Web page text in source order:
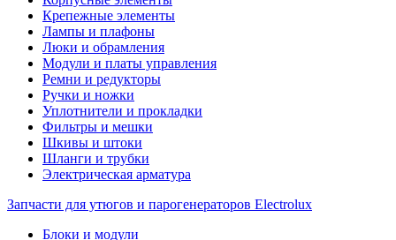
Крепежные элементы
Лампы и плафоны
Люки и обрамления
Модули и платы управления
Ремни и редукторы
Ручки и ножки
Уплотнители и прокладки
Фильтры и мешки
Шкивы и штоки
Шланги и трубки
Электрическая арматура
Запчасти для утюгов и парогенераторов Electrolux
Блоки и модули